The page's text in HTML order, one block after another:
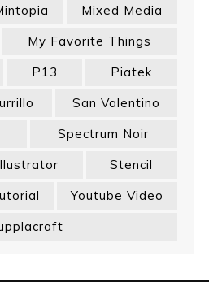
Mixed Media
My Favorite Things
P13
Piatek
San Valentino
Spectrum Noir
Stencil
Youtube Video